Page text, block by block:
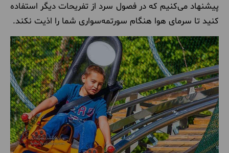
پیشنهاد می‌کنیم که در فصول سرد از تفریحات دیگر استفاده
کنید تا سرمای هوا هنگام سورتمه‌سواری شما را اذیت نکند.